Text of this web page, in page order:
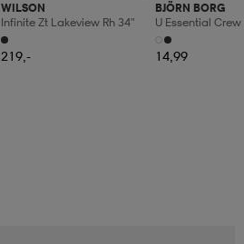
WILSON
Infinite Zt Lakeview Rh 34"
219,-
BJÖRN BORG
U Essential
14,99